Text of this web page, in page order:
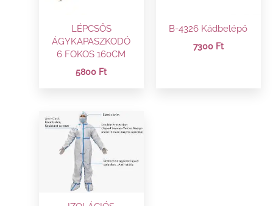
LÉPCSŐS
ÁGYKAPASZKODÓ
6 FOKOS 160CM
5800 Ft
B-4326 Kádbelépő
7300 Ft